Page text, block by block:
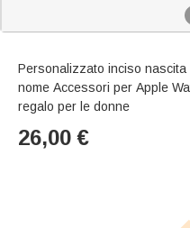
Personalizzato inciso nascita
nome Accessori per Apple
regalo per le donne
26,00 €